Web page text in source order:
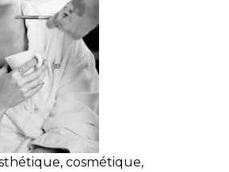
cosmétique,